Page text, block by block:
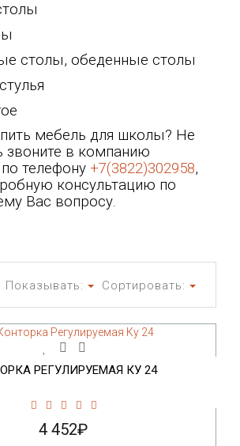
столы, обеденные столы
мебель для школы? Не
звоните в компанию
телефону +7(3822)302958,
консультацию по
Вас вопросу.
Сортировать:
Показывать:
РЕГУЛИРУЕМАЯ КУ 24
4 452₽